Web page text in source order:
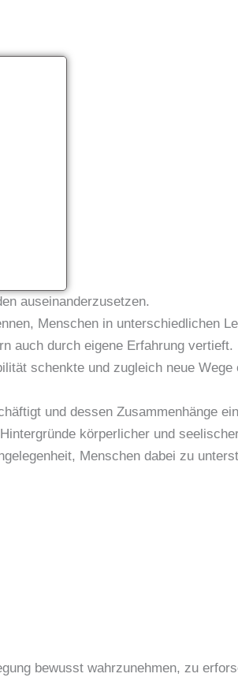
auseinanderzusetzen.
Menschen in unterschiedlichen
auch durch eigene Erfahrung vertieft.
schenkte und zugleich neue
und dessen Zusammenhänge
körperlicher und
Menschen dabei zu
bewusst wahrzunehmen, zu